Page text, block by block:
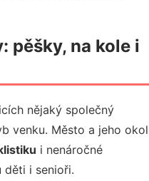
pěšky, na kole i
nějaký společný
venku. Město a jeho
i nenáročné
děti i senioři.